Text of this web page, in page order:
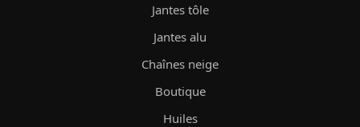
Jantes tôle
Jantes alu
Chaînes neige
Boutique
Huiles